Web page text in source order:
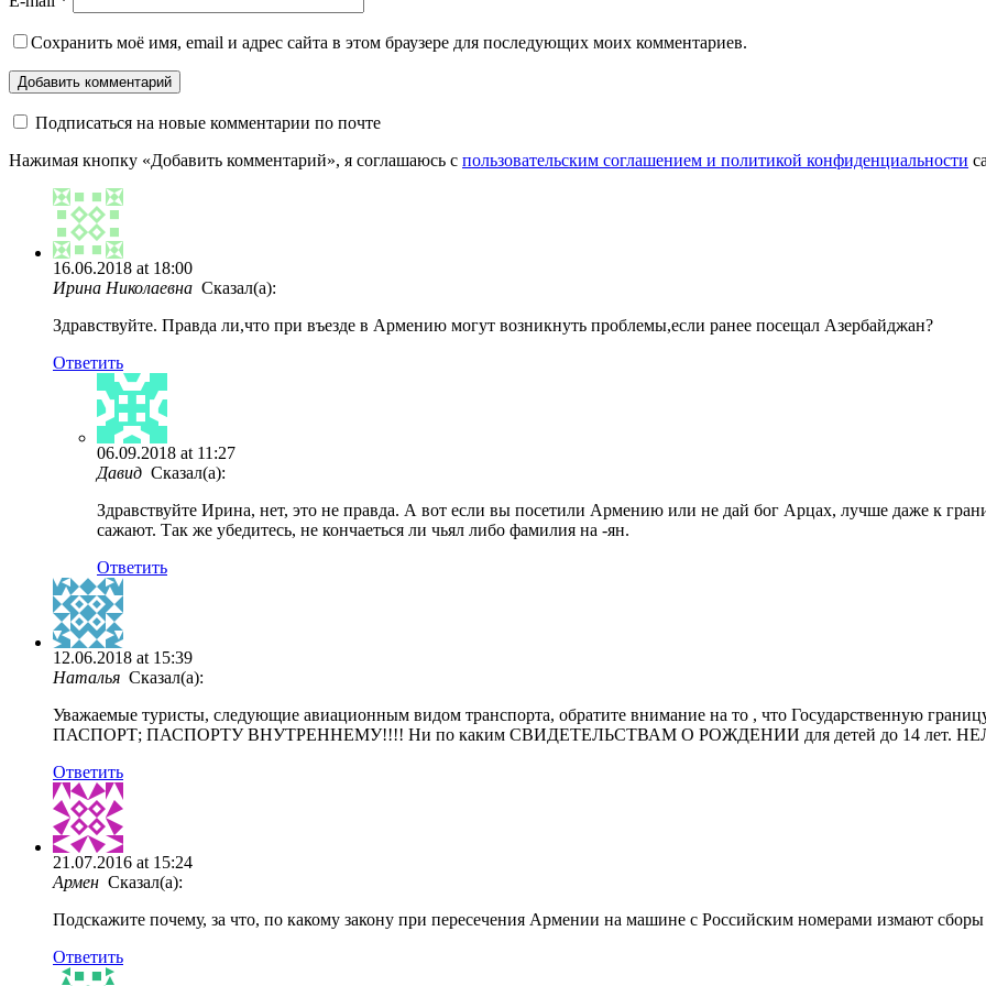
Сохранить моё имя, email и адрес сайта в этом браузере для последующих моих комментариев.
Подписаться на новые комментарии по почте
Нажимая кнопку «Добавить комментарий», я соглашаюсь с пользовательским соглашением и политикой конфиденциальности
16.06.2018 at 18:00
Ирина Николаевна Сказал(а):
Здравствуйте. Правда ли,что при въезде в Армению могут возникнуть проблемы,если ранее посещал Азербайджан?
Ответить
06.09.2018 at 11:27
Давид Сказал(а):
Здравствуйте Ирина, нет, это не правда. А вот если вы посетили Армению или не дай бог Арцах, лучше даже к
сажают. Так же убедитесь, не кончаеться ли чьял либо фамилия на -ян.
Ответить
12.06.2018 at 15:39
Наталья Сказал(а):
Уважаемые туристы, следующие авиационным видом транспорта, обратите внимание на то , что Государственную
ПАСПОРТ; ПАСПОРТУ ВНУТРЕННЕМУ!!!! Ни по каким СВИДЕТЕЛЬСТВАМ О РОЖДЕНИИ для детей до 14 лет.
Ответить
21.07.2016 at 15:24
Армен Сказал(а):
Подскажите почему, за что, по какому закону при пересечения Армении на машине с Российским номерами измают сборы
Ответить